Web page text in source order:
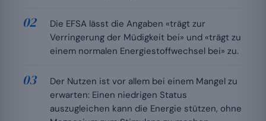
Die EFSA lässt die Angaben «trägt zur
Verringerung der Müdigkeit bei» und «trägt zu
einem normalen Energiestoffwechsel bei» zu.
Der Nutzen ist vor allem bei einem Mangel zu
erwarten: Einen niedrigen Status
auszugleichen kann die Energie stützen, ohne